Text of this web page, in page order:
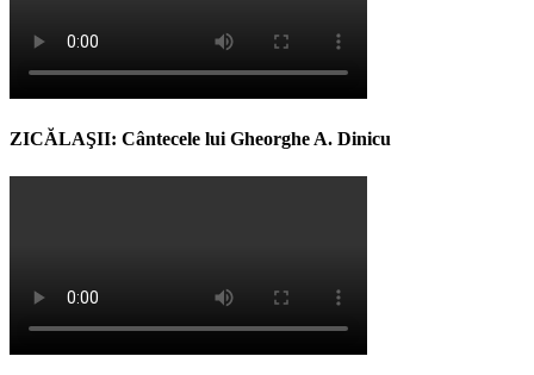
ZICĂLAŞII: Cântecele lui Gheorghe A. Dinicu